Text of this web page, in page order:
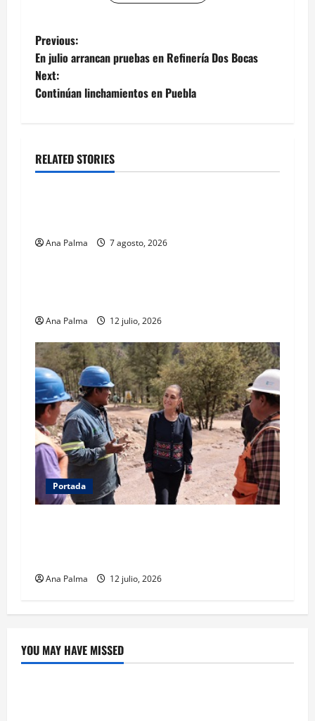
Post
navigation
Previous:
En julio arrancan pruebas en Refinería Dos Bocas
Next:
Continúan linchamientos en Puebla
RELATED STORIES
Estados Portada
Ana Palma 7 agosto, 2026
MEXICO Portada
Ana Palma 12 julio, 2026
Portada
Ana Palma 12 julio, 2026
YOU MAY HAVE MISSED
Educación